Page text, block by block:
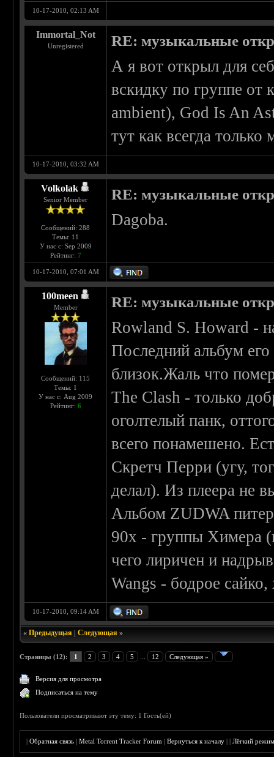
10-17-2010, 02:13 AM
Immortal_Not
Unregistered RE: музыкальные
А я вот открыл для
вскидку по группе от
ambient), God Is An
тут как всегда
10-17-2010, 03:32 AM
Volkolak
Senior Member
Сообщений: 288
Темы: 11
У нас с: Sep 2009
Рейтинг: 7
RE: музыкальные
Dagoba.
10-17-2010, 07:01 AM
100meen
Member
Сообщений: 115
Темы: 1
У нас с: Aug 2009
Рейтинг: 6
RE: музыкальные
Rowland S. Howard -
Последний альбум
близок.Жаль что
The Clash - только
оголтелый панк,
всего понамешено.
Скретч Перри (угу,
делал). Из плеера не
Альбом ZUDWA
90х - группы Химера
чего лиричен и
Wangs - бодрое
10-17-2010, 09:14 AM
«Предыдущая |Следующая »
Страницы (12): 1 2 3 4 5 12 Следующая »
Версия для просмотра
Подписаться на тему
Пользователи просматривают эту тему: 1 Гость(ей)
|Обратная связь |Metal Torrent Tracker Forum |Вернуться к началу ||Лёгкий